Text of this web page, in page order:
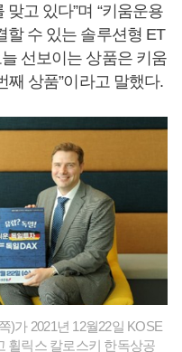
고 있다”며 “키움운용
할 수 있는 솔루션형 ET
선보이는 상품은 키움
째 상품”이라고 말했다.
)가 2021년 12월22일 KOSE
휠릭스 칼로스키 한독상공